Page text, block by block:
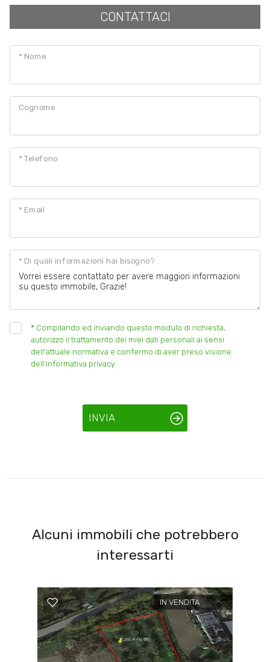
CONTATTACI
* Nome
Cognome
* Telefono
* Email
* Di quali informazioni hai bisogno?
* Compilando ed inviando questo modulo di richiesta,
autorizzo il trattamento dei miei dati personali ai sensi
dell'attuale normativa e confermo di aver preso visione
dell'informativa privacy.
INVIA
Alcuni immobili che potrebbero
interessarti
IN VENDITA
Balcone/Terrazzo
Ascensore
Arredato